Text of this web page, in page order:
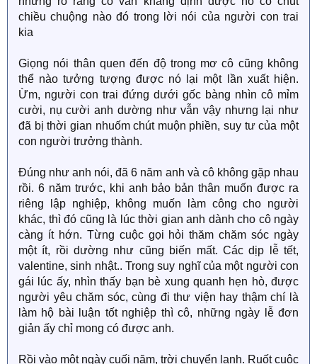
chiều chuộng nào đó trong lời nói của người con trai
kia
Giọng nói thân quen đến độ trong mơ cô cũng không
thể nào tưởng tượng được nó lại một lần xuất hiện.
Ừm, người con trai đứng dưới gốc bàng nhìn cô mỉm
cười, nụ cười anh dường như vẫn vậy nhưng lại như
đã bị thời gian nhuốm chút muộn phiền, suy tư của một
con người trưởng thành.
Đúng như anh nói, đã 6 năm anh và cô không gặp nhau
rồi. 6 năm trước, khi anh bảo bản thân muốn được ra
riêng lập nghiệp, không muốn làm công cho người
khác, thì đó cũng là lúc thời gian anh dành cho cô ngày
càng ít hớn. Từng cuộc gọi hỏi thăm chăm sóc ngày
một ít, rồi dường như cũng biến mất. Các dịp lễ tết,
valentine, sinh nhật.. Trong suy nghĩ của một người con
gái lúc ấy, nhìn thấy bạn bè xung quanh hẹn hò, được
người yêu chăm sóc, cùng đi thư viện hay thậm chí là
làm hộ bài luận tốt nghiệp thì cô, những ngày lễ đơn
giản ấy chỉ mong có được anh.
Rồi vào một ngày cuối năm, trời chuyển lạnh. Ruốt cuộc